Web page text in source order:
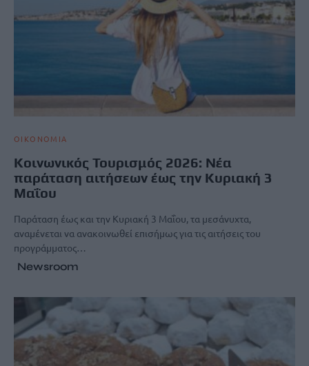
ΟΙΚΟΝΟΜΙΑ
Κοινωνικός Τουρισμός 2026: Νέα
παράταση αιτήσεων έως την Κυριακή 3
Μαΐου
Παράταση έως και την Κυριακή 3 Μαΐου, τα μεσάνυχτα,
αναμένεται να ανακοινωθεί επισήμως για τις αιτήσεις του
προγράμματος…
Newsroom